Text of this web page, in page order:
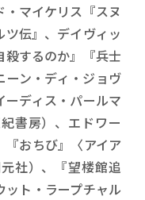
マイケリス『スヌ
伝』、デイヴィッ
殺するのか』『兵士
ーン・ディ・ジョヴ
ーディス・パールマ
書房）、エドワー
『おちび』〈アイア
社）、『望楼館追
ト・ラープチャル